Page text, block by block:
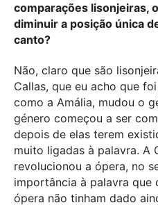
comparações lisonjeiras,
diminuir a posição única
canto?
Não, claro que são
Callas, que eu acho que
como a Amália, mudou o
género começou a ser
depois de elas terem
muito ligadas à palavra. A
revolucionou a ópera, no
importância à palavra que
ópera não tinham dado